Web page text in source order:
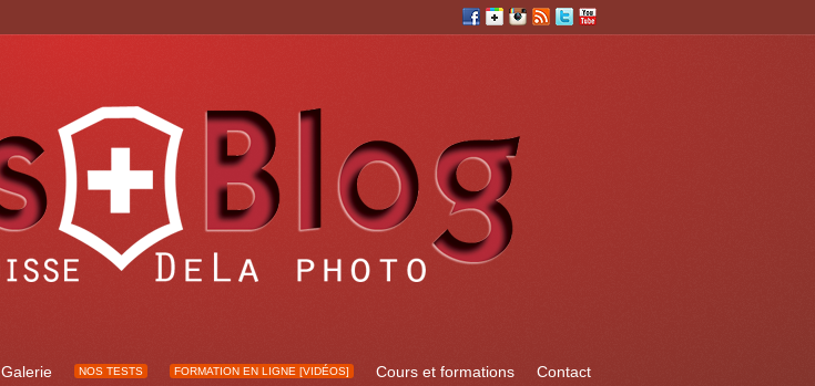
Galerie NOS TESTS FORMATION EN LIGNE [VIDÉOS] Cours et formations Contact